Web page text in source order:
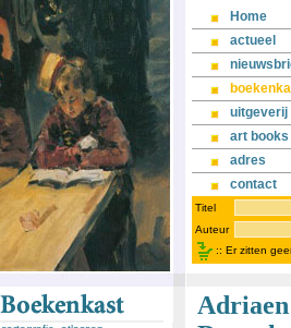
Home
actueel
uitgeverij
art books
adres
contact
Titel
Auteur
:: Er zitten